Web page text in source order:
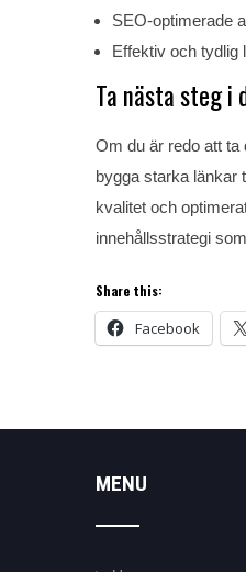
SEO-optimerade
Effektiv och tydlig
Ta nästa steg i
Om du är redo att ta
bygga starka länkar
kvalitet och
innehållsstrategi
Share this:
Facebook
MENU